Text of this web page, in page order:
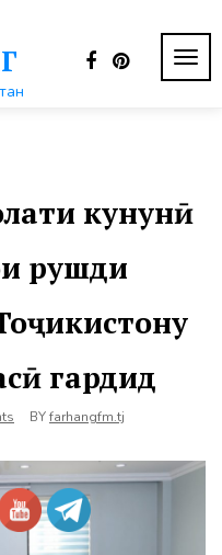
кунунӣ
рушди
гардид
BYfarhangfm.tj